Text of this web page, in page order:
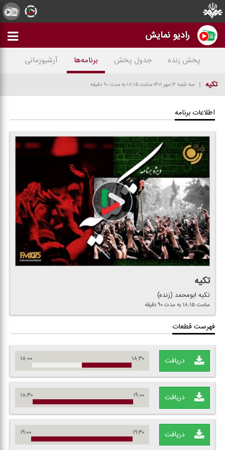
رادیو نمایش
پخش زنده جدول پخش برنامه‌ها
آرشیوزمانی
تكیه
سه شنبه ۱۲ مهر ۱۴۰۱ ساعت ۱۸:۱۵ به مدت ۹۰ دقیقه
اطلاعات برنامه
تكیه
تكیه ابومحمد (زنده)
ساعت ۱۸:۱۵ به مدت ۹۰ دقیقه
فهرست قطعات
دریافت ۱۸:۰۰ ۱۸:۳۰
دریافت ۱۸:۳۰ ۱۹:۰۰
دریافت ۱۹:۰۰ ۱۹:۳۰